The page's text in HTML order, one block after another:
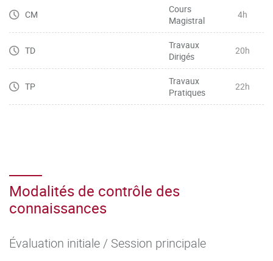
CM
Cours
Magistral
4h
TD
Travaux
Dirigés
20h
TP
Travaux
Pratiques
22h
Modalités de contrôle des
connaissances
Évaluation initiale / Session principale